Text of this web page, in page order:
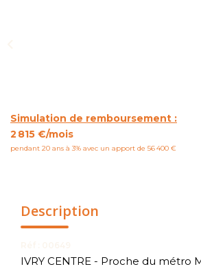
Simulation de remboursement :
2 815 €/mois
pendant 20 ans à 3% avec un apport de 56 400 €
Description
IVRY CENTRE - Proche du métro